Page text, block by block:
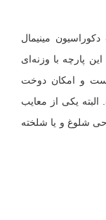
مینیمال
پارچه با وزنه‌ای
و امکان دوخت
یکی از معایب
شلوغ و یا شلخته